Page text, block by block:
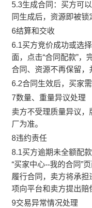
5.3生成合同：买方可
同生成后，资源即被锁
6结算和交收
6.1买方竞价成功或选
面，点击“合同配款”
合同、资源不再保留
6.2合同生效后，买家
7数量、重量异议处理
卖方不受理质量异议
厂为准。
8违约责任
8.1买方逾期未全额配
“买家中心--我的合同”
履行合同，卖方将承
项向平台和卖方提出赔
9交易异常情况处理